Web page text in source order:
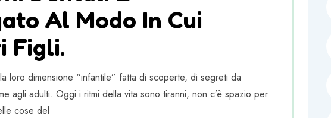
Al Modo In Cui
Figli.
loro dimensione “infantile” fatta di scoperte, di segreti da
agli adulti. Oggi i ritmi della vita sono tiranni, non c’è spazio per
cose del